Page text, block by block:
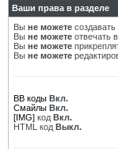
Ваши права в разделе
Вы не можете
Вы не можете отвечать
Вы не можете
Вы не можете
BB коды Вкл.
Смайлы Вкл.
[IMG] код Вкл.
HTML код Выкл.